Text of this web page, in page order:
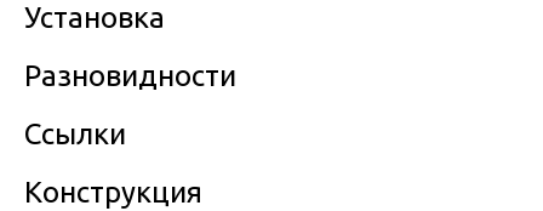
Установка
Разновидности
Ссылки
Конструкция